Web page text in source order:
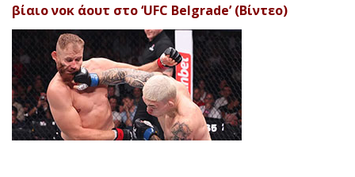
βίαιο νοκ άουτ στο ‘UFC Belgrade’ (Βίντεο)